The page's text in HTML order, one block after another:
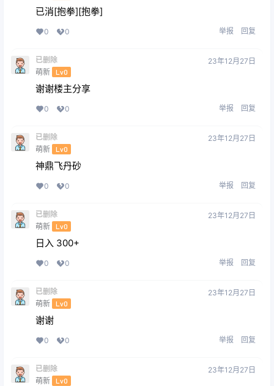
已消[抱拳][抱拳]
0 0 举报 回复
已删除
萌新 Lv0
23年12月27日
谢谢楼主分享
0 0 举报 回复
已删除
萌新 Lv0
23年12月27日
神鼎飞丹砂
0 0 举报 回复
已删除
萌新 Lv0
23年12月27日
日入 300+
0 0 举报 回复
已删除
萌新 Lv0
23年12月27日
谢谢
0 0 举报 回复
已删除
萌新 Lv0
23年12月27日